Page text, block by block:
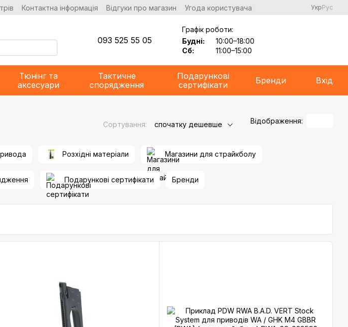
Контактна інформація Відгуки про магазин Угода користувача УкрРус
093 525 55 05
Графік роботи:
Будні:
10:00–18:00
Сб:
11:00–15:00
Тюнінг та
аксесуари
Тактичне
спорядження
Подарункові
сертифікати
Бренди Вхід
Сортування: спочатку дешевше Відображення:
Розхідні матеріали Магазини для страйкболу
Подарункові сертифікати Бренди